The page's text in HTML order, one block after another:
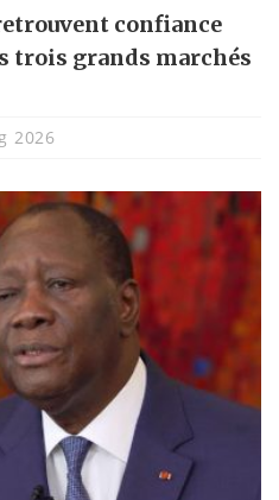
confiance
trois grands marchés
2026